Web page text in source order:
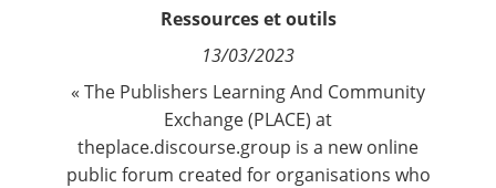
Ressources et outils
13/03/2023
« The Publishers Learning And Community
Exchange (PLACE) at
theplace.discourse.group is a new online
public forum created for organisations who